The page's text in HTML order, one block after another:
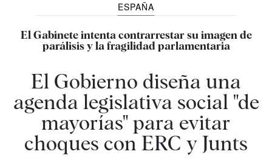
ESPAÑA
El Gabinete intenta contrarrestar su imagen de
parálisis y la fragilidad parlamentaria
El Gobierno diseña una
agenda legislativa social "de
mayorías" para evitar
choques con ERC y Junts